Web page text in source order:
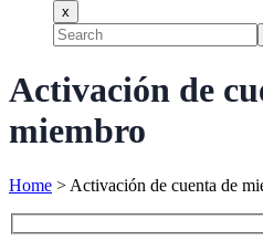
x
Activación de
miembro
Home > Activación de cuenta de